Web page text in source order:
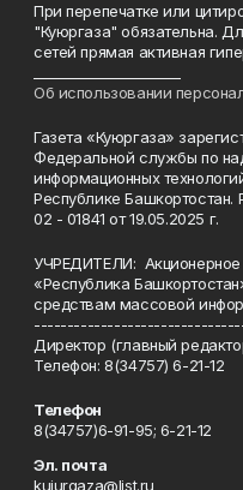
При перепечатке или
"Куюргаза" обязательна.
сетей прямая активная
Об использовании
Газета «Куюргаза»
Федеральной службы по
информационных
Республике
02 - 01841 от 19.05.2025 г.
УЧРЕДИТЕЛИ: Акционерное
«Республика
средствам массовой
Директор (главный
Телефон: 8(34757) 6-21-12
Телефон
8(34757)6-91-95; 6-21-12
Эл. почта
kuiurgaza@list.ru